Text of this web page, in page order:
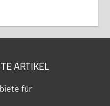
ARTIKEL
für